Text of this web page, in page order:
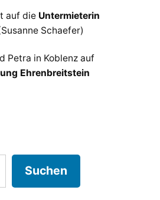
auf die Untermieterin
Schaefer)
Petra in Koblenz auf
Ehrenbreitstein
Suchen